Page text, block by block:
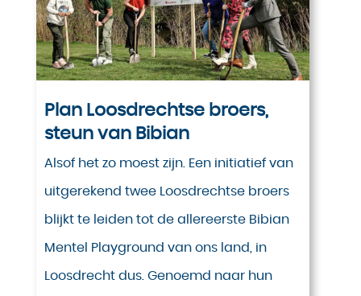
Plan Loosdrechtse broers,
steun van Bibian
Alsof het zo moest zijn. Een initiatief van
uitgerekend twee Loosdrechtse broers
blijkt te leiden tot de allereerste Bibian
Mentel Playground van ons land, in
Loosdrecht dus. Genoemd naar hun